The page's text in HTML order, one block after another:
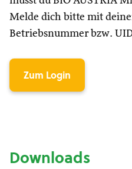
Melde dich bitte mit
Betriebsnummer bzw.
Zum Login
Downloads